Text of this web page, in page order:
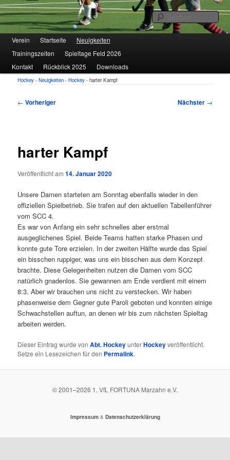
Hockey
1. VfL FORTUNA Marzahn e.V.
Hauptmenü
Zum
primären
Inhalt
springen
Verein Startseite
Neuigkeiten
Trainingszeiten
Spieltage Feld 2026
Kontakt
Rückblick 2025 Downloads
Hockey -Neuigkeiten -Hockey -harter Kampf
Beitragsnavigation
← Vorheriger Nächster →
harter Kampf
Veröffentlicht am14. Januar 2020
Unsere Damen starteten am Sonntag ebenfalls wieder in den
offiziellen Spielbetrieb. Sie trafen auf den aktuellen Tabellenführer
vom SCC 4.
Es war von Anfang ein sehr schnelles aber erstmal
ausgeglichenes Spiel. Beide Teams hatten starke Phasen und
konnte gute Tore erzielen. In der zweiten Hälfte wurde das Spiel
ein bisschen ruppiger, was uns ein bisschen aus dem Konzept
brachte. Diese Gelegenheiten nutzen die Damen vom SCC
natürlich gnadenlos. Sie gewannen am Ende verdient mit einem
8:3. Aber wir brauchen uns nicht zu verstecken. Wir haben
phasenweise dem Gegner gute Paroli geboten und konnten einige
Schwachstellen auftun, an denen wir bis zum nächsten Spieltag
arbeiten werden.
Dieser Eintrag wurde vonAbt. HockeyunterHockeyveröffentlicht.
Setze ein Lesezeichen für den Permalink.
© 2001–2026 1. VfL FORTUNA Marzahn e.V.
Impressum& Datenschutzerklärung